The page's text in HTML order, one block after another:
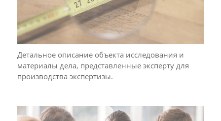
Детальное описание объекта исследования и
материалы дела, представленные эксперту для
производства экспертизы.